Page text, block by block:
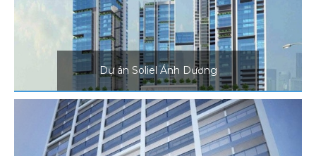
Dự án Soliel Ánh Dương
cùng sự chuyển mình vươn lên
Khách Sạn MaBelle